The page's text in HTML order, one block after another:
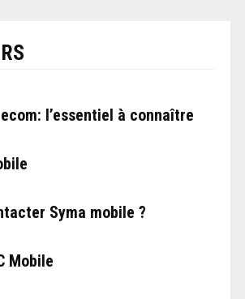
l’essentiel à connaître
Syma mobile ?
Mobile